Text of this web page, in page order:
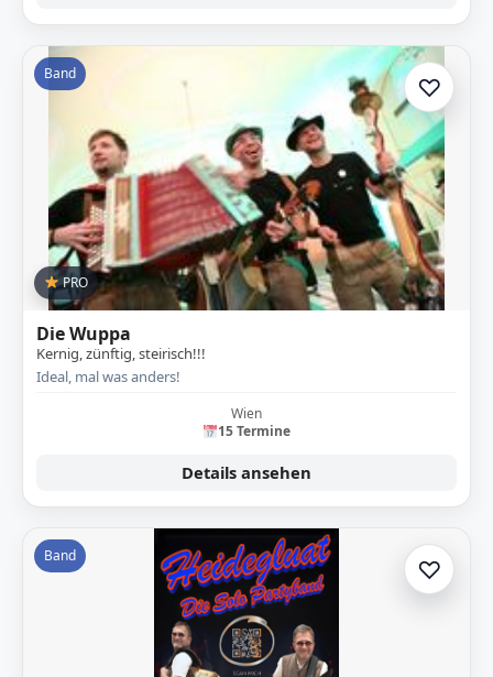
Band
PRO
♡Zur
Die Wuppa
Kernig, zünftig, steirisch!!!
Ideal, mal was anders!
Wien
15 Termine
Details ansehen
Band ♡Zur